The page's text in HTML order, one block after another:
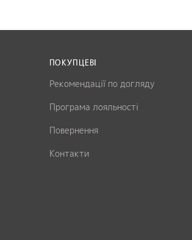
ПОКУПЦЕВІ
Рекомендації по догляду
Програма лояльності
Повернення
Контакти